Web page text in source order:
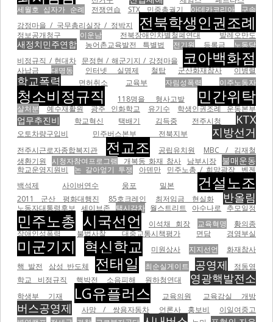
세월호 십자가 순례
전쟁연습 STX 민중총궐기 아데카코리아
구속
강정마을 / 국무총리실장 / 정박지
전북학생인권조례
정보공개청구 이운남 전북장애인차별철폐연대 발레오만도
새정치민주연합 농어촌교육발전 특별법 전기원 등록금
노동당
비정규직 / 현대차 문정현 / 해군기지 / 강정마을 코아백화점
사납금 대명동 인터넷 실명제 철탑 군산화재참사 이병렬
학교폭력 면허취소 교육부 자림성폭력 이주노동자
청소비정규직 118명을 형사고발 민간위탁
살처분 예수재활원 광주 인화학교 유기수 학생인권조례 운동본부
업무추진비 학교혁신 택배기 김득중 전주시청 KTX
오토차량구입비 민주버스본부 전북지부 지방선거
전주시근로자종합복지관 전교조 공립유치원
MBC / 김재철
생환기원
시청자참여프로그램 개복동 화재 참사 남부시장 불매운동
학교운영지원비 논 갈아엎기 투쟁 아덴만 민주노총 / 희망광장 벤젠
백석제
사이버연수 웅포 밀본 건설노조
2011 군산 평화대행진 85호크레인 최저임금 현실화 반올림
노동자대통령후보 세이브존 택시감차 월스트리트 아수나로 추모일정
민주노총 시국선언 이석채 회장 교육혁명
황의종
장애인성폭력
불법사찰 대중교통시책평가 면담 경영부실
미군기지 혁신학교 미원상사 지지선언
화재참사
핵 발전
삼성 반도체 전태일 최순실게이트 공영제
정동영
학교 비정규직
핵박전 소음피해 원하청연대 영광핵발전소
학생부 기재 LG유플러스 교육의원 교육감실 개방
버스공영제 사망 / 쌍용자동차 언론사 홍보비
이일여중고